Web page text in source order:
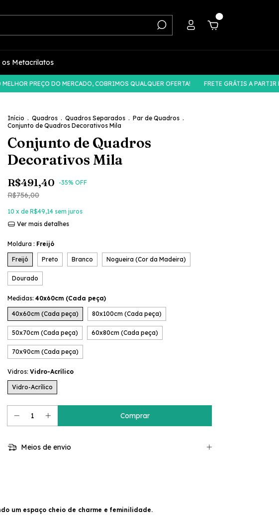
os Metacrilatos
PREÇO DO MERCADO, COBRIMOS QUALQUER OFERTA! FRETE GRÁTIS A PARTIR DE
Início . Quadros . Quadros Separados . Par de Quadros .
Conjunto de Quadros Decorativos Mila
Conjunto de Quadros
Decorativos Mila
R$491,40 -35% OFF
R$756,00
10 x de R$49,14 sem juros
Ver mais detalhes
Moldura : Freijó
Freijó Preto Branco Nogueira (Cor da Madeira)
Dourado
Medidas: 40x60cm (Cada peça)
40x60cm (Cada peça) 80x100cm (Cada peça)
50x70cm (Cada peça) 60x80cm (Cada peça)
70x90cm (Cada peça)
Vidros: Vidro-Acrílico
Vidro-Acrílico
Meios de envio
um espaço cheio de charme e feminilidade.